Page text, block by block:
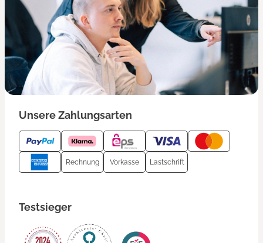
Unsere Zahlungsarten
Rechnung Vorkasse Lastschrift
Testsieger